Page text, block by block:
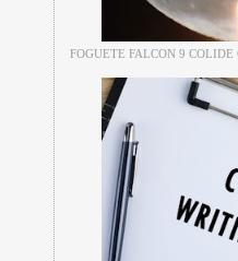
FOGUETE FALCON 9 COLIDE